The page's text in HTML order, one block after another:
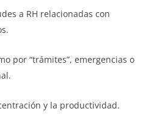
a RH relacionadas con
por “trámites”, emergencias o
y la productividad.